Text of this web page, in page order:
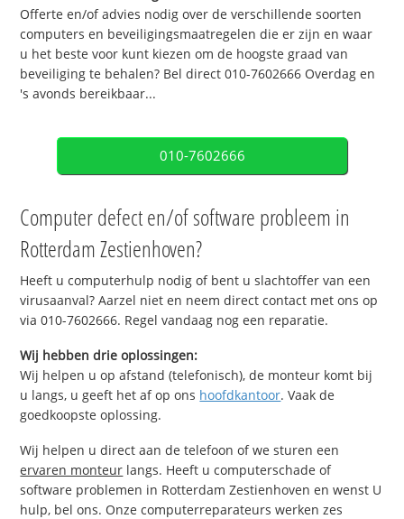
Offerte en/of advies nodig over de verschillende soorten
computers en beveiligingsmaatregelen die er zijn en waar
u het beste voor kunt kiezen om de hoogste graad van
beveiliging te behalen? Bel direct 010-7602666 Overdag en
's avonds bereikbaar...
010-7602666
Computer defect en/of software probleem in
Rotterdam Zestienhoven?
Heeft u computerhulp nodig of bent u slachtoffer van een
virusaanval? Aarzel niet en neem direct contact met ons op
via 010-7602666. Regel vandaag nog een reparatie.
Wij hebben drie oplossingen:
Wij helpen u op afstand (telefonisch), de monteur komt bij
u langs, u geeft het af op ons hoofdkantoor. Vaak de
goedkoopste oplossing.
Wij helpen u direct aan de telefoon of we sturen een
ervaren monteur langs. Heeft u computerschade of
software problemen in Rotterdam Zestienhoven en wenst U
hulp, bel ons. Onze computerreparateurs werken zes